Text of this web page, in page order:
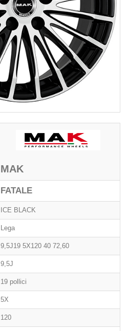
MAK
FATALE
ICE BLACK
Lega
9,5J19 5X120 40 72,60
9,5J
19 pollici
5X
120